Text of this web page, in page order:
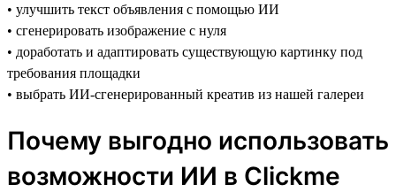
• улучшить текст объявления с помощью ИИ
• сгенерировать изображение с нуля
• доработать и адаптировать существующую картинку под
требования площадки
• выбрать ИИ-сгенерированный креатив из нашей галереи
Почему выгодно использовать
возможности ИИ в Clickme